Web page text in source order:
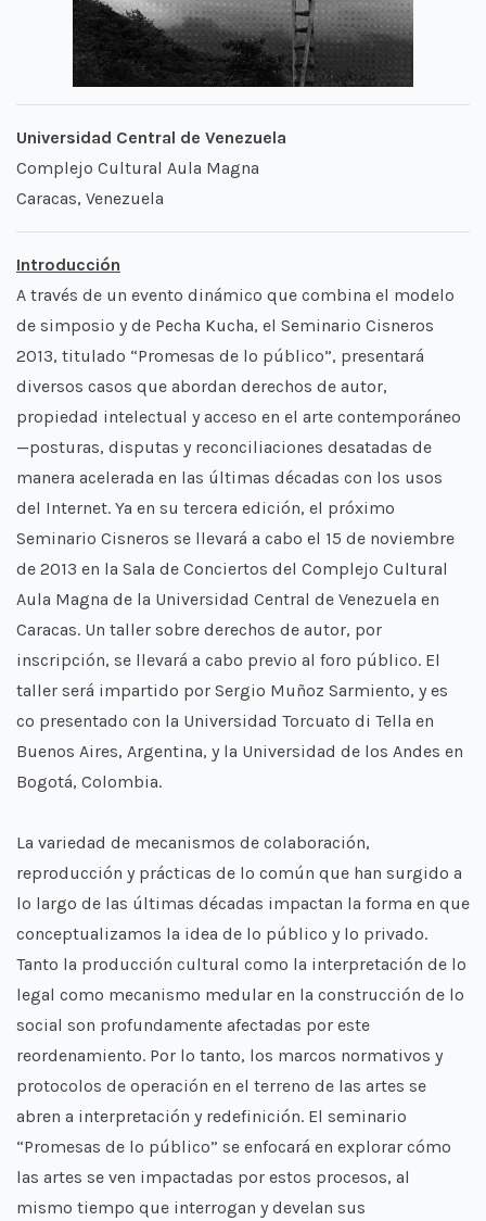
Universidad Central de Venezuela
Complejo Cultural Aula Magna
Caracas, Venezuela
Introducción
A través de un evento dinámico que combina el modelo
de simposio y de Pecha Kucha, el Seminario Cisneros
2013, titulado “Promesas de lo público”, presentará
diversos casos que abordan derechos de autor,
propiedad intelectual y acceso en el arte contemporáneo
—posturas, disputas y reconciliaciones desatadas de
manera acelerada en las últimas décadas con los usos
del Internet. Ya en su tercera edición, el próximo
Seminario Cisneros se llevará a cabo el 15 de noviembre
de 2013 en la Sala de Conciertos del Complejo Cultural
Aula Magna de la Universidad Central de Venezuela en
Caracas. Un taller sobre derechos de autor, por
inscripción, se llevará a cabo previo al foro público. El
taller será impartido por Sergio Muñoz Sarmiento, y es
co presentado con la Universidad Torcuato di Tella en
Buenos Aires, Argentina, y la Universidad de los Andes en
Bogotá, Colombia.
La variedad de mecanismos de colaboración,
reproducción y prácticas de lo común que han surgido a
lo largo de las últimas décadas impactan la forma en que
conceptualizamos la idea de lo público y lo privado.
Tanto la producción cultural como la interpretación de lo
legal como mecanismo medular en la construcción de lo
social son profundamente afectadas por este
reordenamiento. Por lo tanto, los marcos normativos y
protocolos de operación en el terreno de las artes se
abren a interpretación y redefinición. El seminario
“Promesas de lo público” se enfocará en explorar cómo
las artes se ven impactadas por estos procesos, al
mismo tiempo que interrogan y develan sus